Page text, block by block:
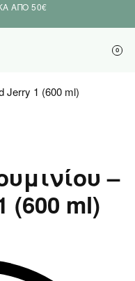
ΑΠΟ 50€
0
–
(600 ml)